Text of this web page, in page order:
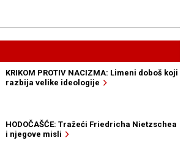
KRIKOM PROTIV NACIZMA: Limeni doboš koji
razbija velike ideologije
HODOČAŠĆE: Tražeći Friedricha Nietzschea
i njegove misli